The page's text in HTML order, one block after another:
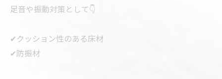
足音や振動対策として👇
✔クッション性のある床材
✔防振材